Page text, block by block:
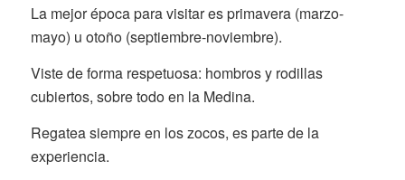
La mejor época para visitar es primavera (marzo-
mayo) u otoño (septiembre-noviembre).
Viste de forma respetuosa: hombros y rodillas
cubiertos, sobre todo en la Medina.
Regatea siempre en los zocos, es parte de la
experiencia.